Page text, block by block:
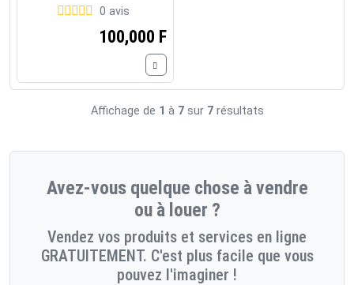
0 avis
100,000 F
Affichage de 1 à 7sur 7résultats
Avez-vous quelque chose à vendre
ou à louer ?
Vendez vos produits et services en ligne
GRATUITEMENT. C'est plus facile que vous
pouvez l'imaginer !